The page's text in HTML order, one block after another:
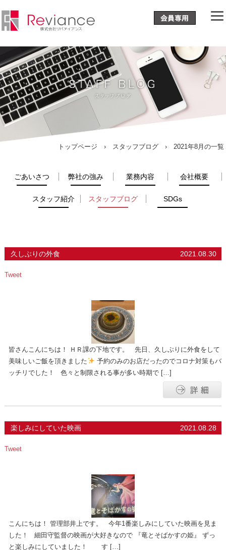
トップページ › スタッフブログ› 2021年8月の一覧
ごあいさつ 弊社の強み 業務内容 会社概要
スタッフ紹介 スタッフブログ SDGs
久しぶりの外食 2021.08.30
Tweet
皆さんこんにちは！ ＨＲ課の下地です。 先日、久しぶりに外食をして
美味しいご飯を頂きました
予約のみのお店だったのでコロナ対策もバ
ッチリでした！ 色々と制限される事が多い時期で […]
楽しみにしていた映画 2021.08.28
Tweet
こんにちは！ 管理部井上です。 今年1番楽しみにしていた映画を見ま
した！ 細田守監督の映画が大好きなので 『竜とそばかすの姫』 ずっ
と楽しみにしていました！ す […]